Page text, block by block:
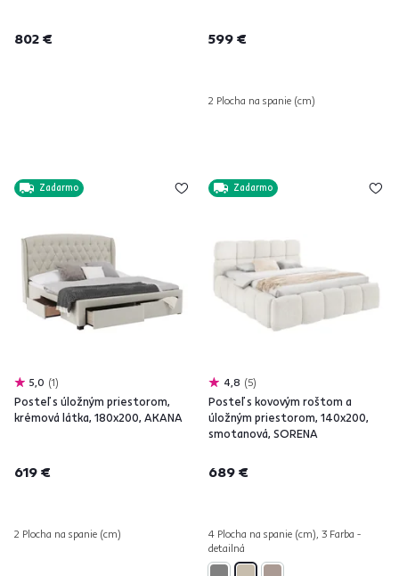
802 € 599 €
2 Plocha na spanie (cm)
Zadarmo
5,0 1
Posteľ s úložným priestorom,
krémová látka, 180x200, AKANA
619 €
2 Plocha na spanie (cm)
Zadarmo
4,8 5
Posteľ s kovovým roštom a
úložným priestorom, 140x200,
smotanová, SORENA
689 €
4 Plocha na spanie (cm), 3 Farba -
detailná